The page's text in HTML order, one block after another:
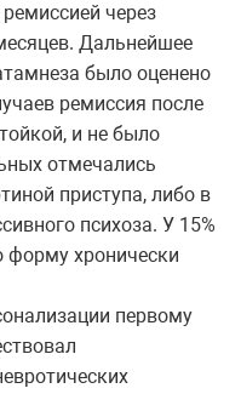
через
Дальнейшее
было оценено
ремиссия после
и не было
отмечались
приступа, либо в
психоза. У 15%
форму хронически
первому